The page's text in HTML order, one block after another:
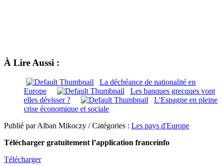
À Lire Aussi :
La déchéance de nationalité en
Europe
Les banques grecques vont
elles dévisser ?
L'Espagne en pleine
crise économique et sociale
Publié par Alban Mikoczy / Catégories : Les pays d'Europe
Télécharger gratuitement l’application franceinfo
Télécharger